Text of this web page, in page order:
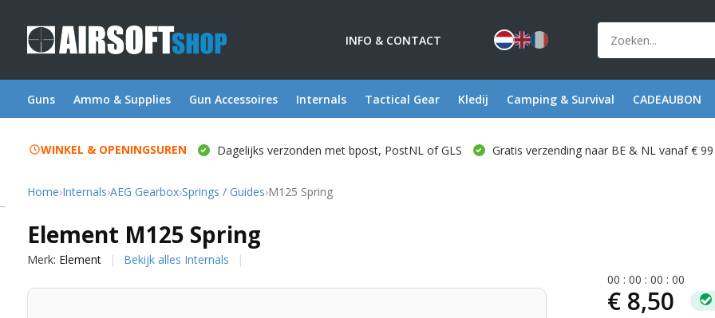
INFO & CONTACT
Guns Ammo & Supplies Gun Accessoires Internals Tactical Gear Kledij Camping & Survival CADEAUBON
WINKEL & OPENINGSUREN Dagelijks verzonden met bpost, PostNL of GLS Gratis verzending naar BE & NL vanaf € 99
Home›Internals›AEG Gearbox›Springs / Guides›M125 Spring
Element M125 Spring
Merk: Element Bekijk alles Internals
00 :00 :00 :00
€ 8,50